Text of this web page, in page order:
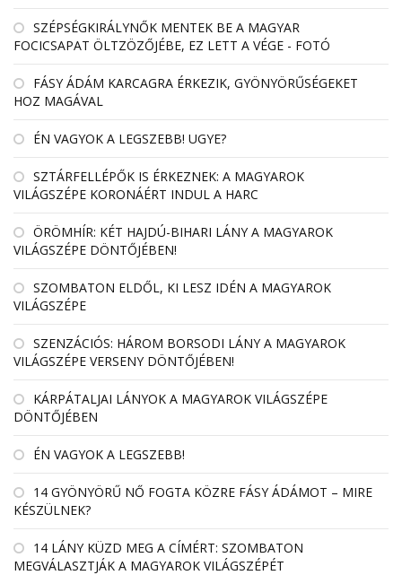
SZÉPSÉGKIRÁLYNŐK MENTEK BE A MAGYAR
FOCICSAPAT ÖLTZÖZŐJÉBE, EZ LETT A VÉGE - FOTÓ
FÁSY ÁDÁM KARCAGRA ÉRKEZIK, GYÖNYÖRŰSÉGEKET
HOZ MAGÁVAL
ÉN VAGYOK A LEGSZEBB! UGYE?
SZTÁRFELLÉPŐK IS ÉRKEZNEK: A MAGYAROK
VILÁGSZÉPE KORONÁÉRT INDUL A HARC
ÖRÖMHÍR: KÉT HAJDÚ-BIHARI LÁNY A MAGYAROK
VILÁGSZÉPE DÖNTŐJÉBEN!
SZOMBATON ELDŐL, KI LESZ IDÉN A MAGYAROK
VILÁGSZÉPE
SZENZÁCIÓS: HÁROM BORSODI LÁNY A MAGYAROK
VILÁGSZÉPE VERSENY DÖNTŐJÉBEN!
KÁRPÁTALJAI LÁNYOK A MAGYAROK VILÁGSZÉPE
DÖNTŐJÉBEN
ÉN VAGYOK A LEGSZEBB!
14 GYÖNYÖRŰ NŐ FOGTA KÖZRE FÁSY ÁDÁMOT – MIRE
KÉSZÜLNEK?
14 LÁNY KÜZD MEG A CÍMÉRT: SZOMBATON
MEGVÁLASZTJÁK A MAGYAROK VILÁGSZÉPÉT